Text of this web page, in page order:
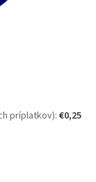
príplatkov): €0,25